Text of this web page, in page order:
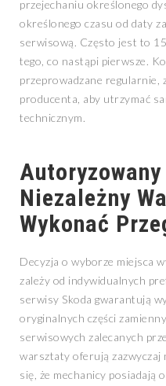
przejechaniu określonego
określonego czasu od daty
serwisową. Często jest to
tego, co nastąpi pierwsze.
przeprowadzane regularnie,
producenta, aby utrzymać
technicznym.
Niezależny
Wykonać
Decyzja o wyborze miejsca
zależy od indywidualnych
serwisy Skoda gwarantują
oryginalnych części
serwisowych zalecanych
warsztaty oferują zazwyczaj
się, że mechanicy posiadają